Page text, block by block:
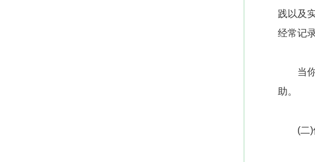
践以及
经常记录
当你
助。
(二)